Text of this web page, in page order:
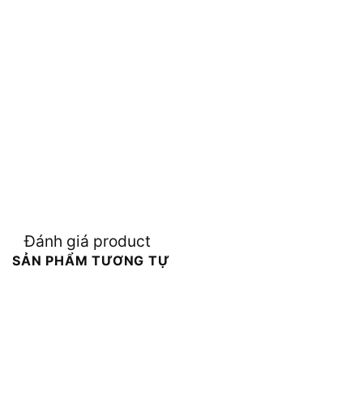
Đánh giá product
SẢN PHẨM TƯƠNG TỰ